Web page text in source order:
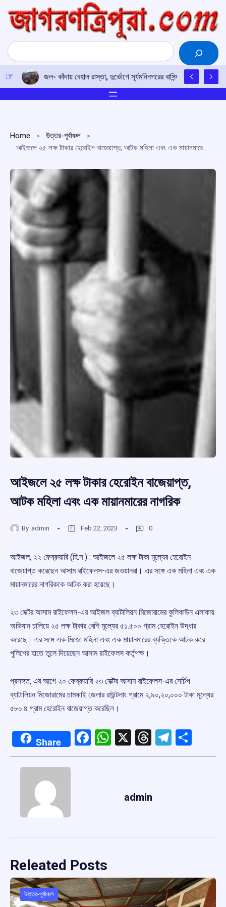
content
Search
জল- কাঁদায় বেহাল রাস্তা, দুর্ভোগে সূর্যমনিনগরের বাসিন্দারা
Home
উত্তর-পূর্বাঞ্চল
আইজলে ২৫ লক্ষ টাকার হেরোইন বাজেয়াপ্ত, আটক মহিলা এবং এক মায়ানমারের নাগরিক
আইজলে ২৫ লক্ষ টাকার হেরোইন বাজেয়াপ্ত,
আটক মহিলা এবং এক মায়ানমারের নাগরিক
By admin Feb 22, 2023 0
আইজল, ২২ ফেব্রুয়ারি (হি.স.) : আইজলে ২৫ লক্ষ টাকা মূল্যের হেরোইন
বাজেয়াপ্ত করেছেন আসাম রাইফেলস-এর জওয়ানরা। এর সঙ্গে এক মহিলা এবং এক
মায়ানমারের নাগরিককে আটক করা হয়েছে।
২৩ সেক্টর আসাম রাইফেলস-এর আইজল ব্যাটালিয়ন মিজোরামের কুলিকাউন এলাকায়
অভিযান চালিয়ে ২৫ লক্ষ টাকার বেশি মূল্যের ৫১.৫০০ গ্রাম হেরোইন উদ্ধার
করেছে। এর সঙ্গে এক মিজো মহিলা এবং এক মায়ানমারের ব্যক্তিকে আটক করে
পুলিশের হাতে তুলে দিয়েছেন আসাম রাইফেলস কর্তৃপক্ষ।
প্রসঙ্গত, এর আগে ২০ ফেব্রুয়ারি ২৩ সেক্টর আসাম রাইফেলস-এর সের্চিপ
ব্যাটালিয়ন মিজোরামের চামফাই জেলার রাউন্টলাং গ্রামে ২,৯০,২০,০০০ টাকা মূল্যের
৫৮০.৪ গ্রাম হেরোইন বাজেয়াপ্ত করেছিল।
Share Facebook
WhatsApp
X Threads
admin
Releated Posts
উত্তর-পূর্বাঞ্চল